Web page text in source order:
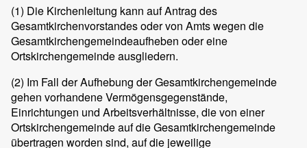
(1) Die Kirchenleitung kann auf Antrag des
Gesamtkirchenvorstandes oder von Amts wegen die
Gesamtkirchengemeindeaufheben oder eine
Ortskirchengemeinde ausgliedern.
(2) Im Fall der Aufhebung der Gesamtkirchengemeinde
gehen vorhandene Vermögensgegenstände,
Einrichtungen und Arbeitsverhältnisse, die von einer
Ortskirchengemeinde auf die Gesamtkirchengemeinde
übertragen worden sind, auf die jeweilige